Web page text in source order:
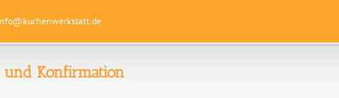
und Konfirmation